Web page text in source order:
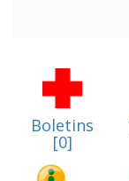
Boletins
[0]